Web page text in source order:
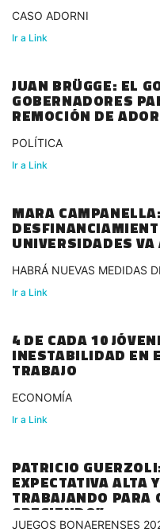
CASO ADORNI
Ir a Link
JUAN BRÜGGE: EL
GOBERNADORES
REMOCIÓN DE
POLÍTICA
Ir a Link
MARA
UNIVERSIDADES
HABRÁ NUEVAS MEDIDAS
Ir a Link
4 DE CADA 10
INESTABILIDAD EN
TRABAJO
ECONOMÍA
Ir a Link
PATRICIO
EXPECTATIVA ALTA Y ESTAMOS
TRABAJANDO PARA
CRECIENDO”
JUEGOS BONAERENSES